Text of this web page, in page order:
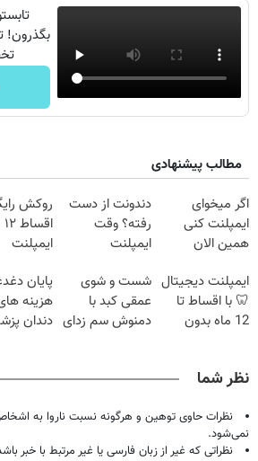
بگذرون!
مطالب پیشنهادی
اگر میخوای
ایمپلنت کنی
همین الان
۲۵ میلیون
تومان!!!
دندونت از دست
رفته؟ وقت
ایمپلنت
روکش
ایمپلنت
ایمپلنت دیجیتال
🦷 با اقساط تا
12 ماه بدون
شست و شوی
عمقی کبد با
دمنوش سم زدای
پایان
هزینه
دندان
نظر شما
نظرات حاوی توهین و هرگونه نسبت ناروا به
نمی‌شود.
نظراتی که غیر از زبان فارسی یا غیر مرتبط با خبر